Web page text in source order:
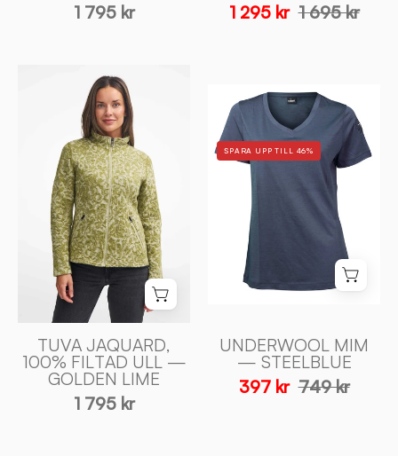
1 795 kr
1 295 kr 1 695 kr
TUVA
JAQUARD,
100%
FILTAD
ULL
—
GOLDEN
LIME
-
Ivanhoe
of
Sweden
TUVA JAQUARD,
100% FILTAD ULL —
GOLDEN LIME
1 795 kr
UNDERWOOL
MIM
—
STEELBLUE
Ivanhoe
of
SPARA UPP TILL 46%
UNDERWOOL MIM
— STEELBLUE
397 kr 749 kr